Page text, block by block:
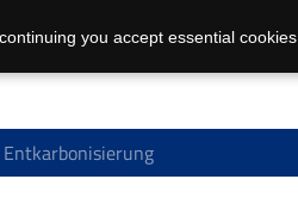
Entkarbonisierung
you accept essential cookies.